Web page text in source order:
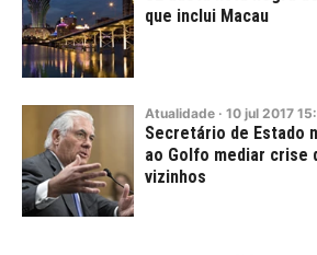
que inclui Macau
Atualidade · 10 jul 2017
Secretário de Estado
ao Golfo mediar crise
vizinhos